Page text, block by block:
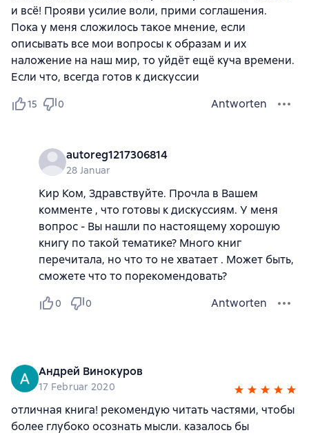
и всё! Прояви усилие воли, прими соглашения.
Пока у меня сложилось такое мнение, если
описывать все мои вопросы к образам и их
наложение на наш мир, то уйдёт ещё куча времени.
Если что, всегда готов к дискуссии
15 0 Antworten
autoreg1217306814
28 Januar
Кир Ком, Здравствуйте. Прочла в Вашем
комменте , что готовы к дискуссиям. У меня
вопрос - Вы нашли по настоящему хорошую
книгу по такой тематике? Много книг
перечитала, но что то не хватает . Может быть,
сможете что то порекомендовать?
0 0 Antworten
Андрей Винокуров
17 Februar 2020
отличная книга! рекомендую читать частями, чтобы
более глубоко осознать мысли. казалось бы